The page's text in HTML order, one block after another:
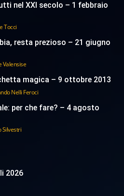
nel XXI secolo – 1 febbraio
Tocci
resta prezioso – 21 giugno
Valensise
magica – 9 ottobre 2013
Nelli Feroci
per che fare? – 4 agosto
Silvestri
2026